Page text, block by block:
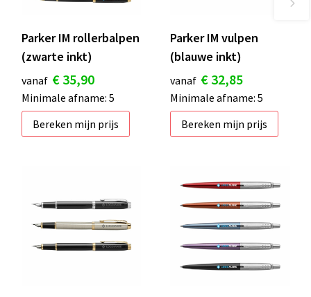
Parker IM rollerbalpen
(zwarte inkt)
vanaf € 35,90
Minimale afname: 5
Bereken mijn prijs
Parker IM vulpen
(blauwe inkt)
vanaf € 32,85
Minimale afname: 5
Bereken mijn prijs